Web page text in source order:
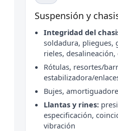
Suspensión y
Integridad del
soldadura, pliegues,
rieles,
Rótulas, resortes/
estabilizadora/
Bujes,
Llantas y rines:
especificación,
vibración